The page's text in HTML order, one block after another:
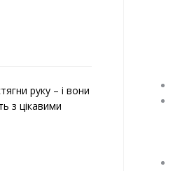
руку – і вони
з цікавими